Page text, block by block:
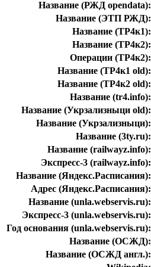
Название (РЖД opendata):
Название (ЭТП РЖД):
Название (ТР4к1):
Название (ТР4к2):
Операции (ТР4к2):
Название (ТР4к1 old):
Название (ТР4к2 old):
Название (tr4.info):
Название (Укрзализныци old):
Название (Укрзализныци):
Название (3ty.ru):
Название (railwayz.info):
Экспресс-3 (railwayz.info):
Название (Яндекс.Расписания):
Адрес (Яндекс.Расписания):
Название (unla.webservis.ru):
Экспресс-3 (unla.webservis.ru):
Год основания (unla.webservis.ru):
Название (ОСЖД):
Название (ОСЖД англ.):